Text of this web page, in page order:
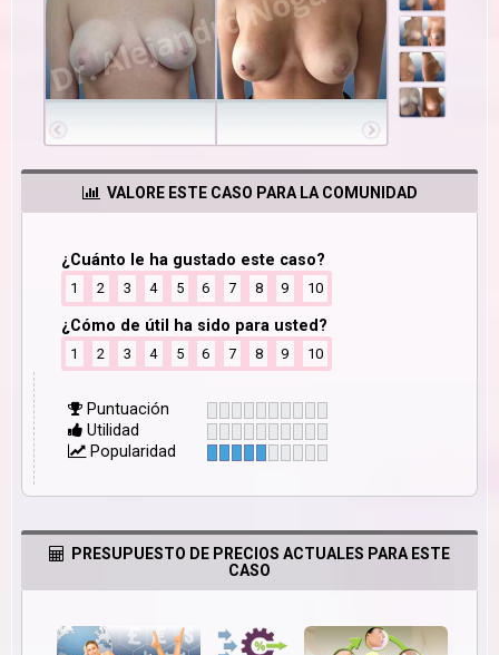
VALORE ESTE CASO PARA LA COMUNIDAD
¿Cuánto le ha gustado este caso?
1 2 3 4 5 6 7 8 9 10
¿Cómo de útil ha sido para usted?
1 2 3 4 5 6 7 8 9 10
Puntuación
Utilidad
Popularidad
PRESUPUESTO DE PRECIOS ACTUALES PARA ESTE
CASO